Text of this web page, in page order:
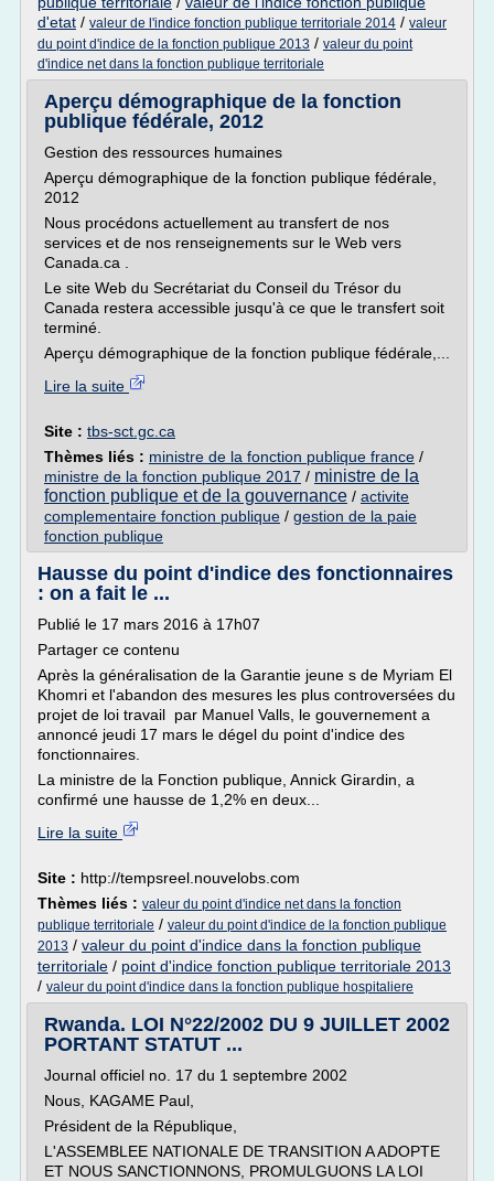
d'etat / valeur de l'indice fonction publique territoriale 2014 / valeur
du point d'indice de la fonction publique 2013 / valeur du point
d'indice net dans la fonction publique territoriale
Aperçu démographique de la fonction
publique fédérale, 2012
Gestion des ressources humaines
Aperçu démographique de la fonction publique fédérale,
2012
Nous procédons actuellement au transfert de nos
services et de nos renseignements sur le Web vers
Canada.ca .
Le site Web du Secrétariat du Conseil du Trésor du
Canada restera accessible jusqu'à ce que le transfert soit
terminé.
Aperçu démographique de la fonction publique fédérale,...
Lire la suite
Site : tbs-sct.gc.ca
Thèmes liés : ministre de la fonction publique france /
ministre de la fonction publique 2017 / ministre de la
fonction publique et de la gouvernance / activite
complementaire fonction publique / gestion de la paie
fonction publique
Hausse du point d'indice des fonctionnaires
: on a fait le ...
Publié le 17 mars 2016 à 17h07
Partager ce contenu
Après la généralisation de la Garantie jeune s de Myriam El
Khomri et l'abandon des mesures les plus controversées du
projet de loi travail par Manuel Valls, le gouvernement a
annoncé jeudi 17 mars le dégel du point d'indice des
fonctionnaires.
La ministre de la Fonction publique, Annick Girardin, a
confirmé une hausse de 1,2% en deux...
Lire la suite
Site : http://tempsreel.nouvelobs.com
Thèmes liés : valeur du point d'indice net dans la fonction
publique territoriale / valeur du point d'indice de la fonction publique
2013 / valeur du point d'indice dans la fonction publique
territoriale / point d'indice fonction publique territoriale 2013
/ valeur du point d'indice dans la fonction publique hospitaliere
Rwanda. LOI N°22/2002 DU 9 JUILLET 2002
PORTANT STATUT ...
Journal officiel no. 17 du 1 septembre 2002
Nous, KAGAME Paul,
Président de la République,
L'ASSEMBLEE NATIONALE DE TRANSITION A ADOPTE
ET NOUS SANCTIONNONS, PROMULGUONS LA LOI